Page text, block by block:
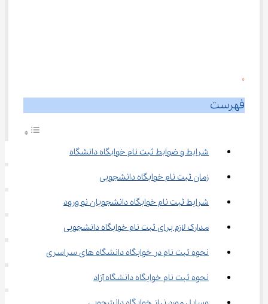
0
فهرست
شرایط و ضوابط ثبت نام خوابگاه دانشگاه
زمان ثبت نام خوابگاه دانشجویی
شرایط ثبت نام خوابگاه دانشجویان نو ورود
مدارک لازم برای ثبت نام خوابگاه دانشجویی
نحوه ثبت نام در خوابگاه دانشگاه های سراسری
نحوه ثبت نام خوابگاه دانشگاه آزاد